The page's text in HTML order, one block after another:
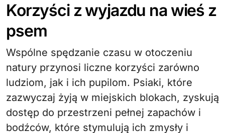
Korzyści z wyjazdu na wieś z
psem
Wspólne spędzanie czasu w otoczeniu
natury przynosi liczne korzyści zarówno
ludziom, jak i ich pupilom. Psiaki, które
zazwyczaj żyją w miejskich blokach, zyskują
dostęp do przestrzeni pełnej zapachów i
bodźców, które stymulują ich zmysły i